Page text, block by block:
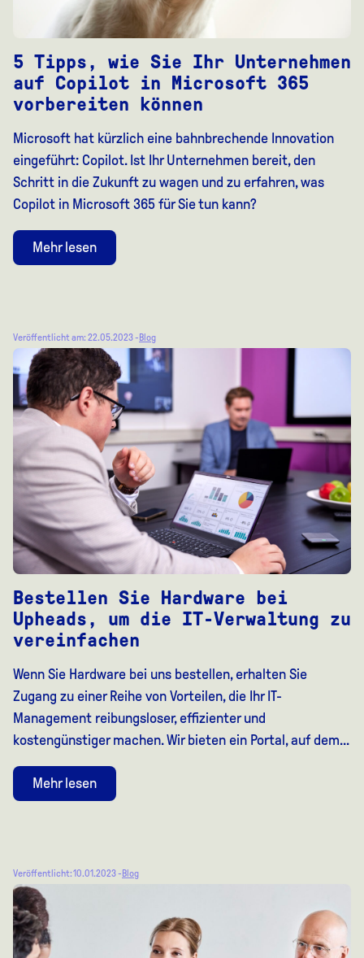
5 Tipps, wie Sie Ihr Unternehmen
auf Copilot in Microsoft 365
vorbereiten können
Microsoft hat kürzlich eine bahnbrechende Innovation
eingeführt: Copilot. Ist Ihr Unternehmen bereit, den
Schritt in die Zukunft zu wagen und zu erfahren, was
Copilot in Microsoft 365 für Sie tun kann?
Mehr lesen
Veröffentlicht am: 22.05.2023 - Blog
Bestellen Sie Hardware bei
Upheads, um die IT-Verwaltung zu
vereinfachen
Wenn Sie Hardware bei uns bestellen, erhalten Sie
Zugang zu einer Reihe von Vorteilen, die Ihr IT-
Management reibungsloser, effizienter und
kostengünstiger machen. Wir bieten ein Portal, auf dem...
Mehr lesen
Veröffentlicht: 10.01.2023 -Blog